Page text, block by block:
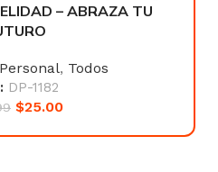
– ABRAZA TU
, Todos
DP-1182
$25.00